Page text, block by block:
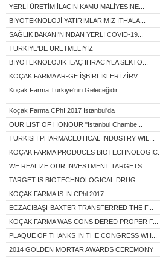
YERLİ ÜRETİM,İLACIN KAMU MALİYESİNE...
BİYOTEKNOLOJİ YATIRIMLARIMIZ İTHALA...
SAĞLIK BAKANI'NINDAN YERLİ COVİD-19...
TÜRKİYE'DE ÜRETMELİYİZ
BİYOTEKNOLOJİK İLAÇ İHRACIYLA SEKTÖ...
KOÇAK FARMA AR-GE İŞBİRLİKLERİ ZİRV...
Koçak Farma Türkiye'nin Geleceğidir
Koçak Farma CPhI 2017 İstanbul'da
OUR LIST OF HONOUR "Istanbul Chambe...
TURKISH PHARMACEUTICAL INDUSTRY WIL...
KOÇAK FARMA PRODUCES BIOTECHNOLOGIC...
WE REALIZE OUR INVESTMENT TARGETS
TARGET IS BIOTECHNOLOGICAL DRUG
KOÇAK FARMA IS IN CPhl 2017
ECZACIBAŞI-BAXTER TRANSFERRED THE F...
KOÇAK FARMA WAS CONSIDERED PROPER F...
PLAQUE OF THANKS IN THE CONGRESS WH...
2014 GOLDEN MORTAR AWARDS CEREMONY